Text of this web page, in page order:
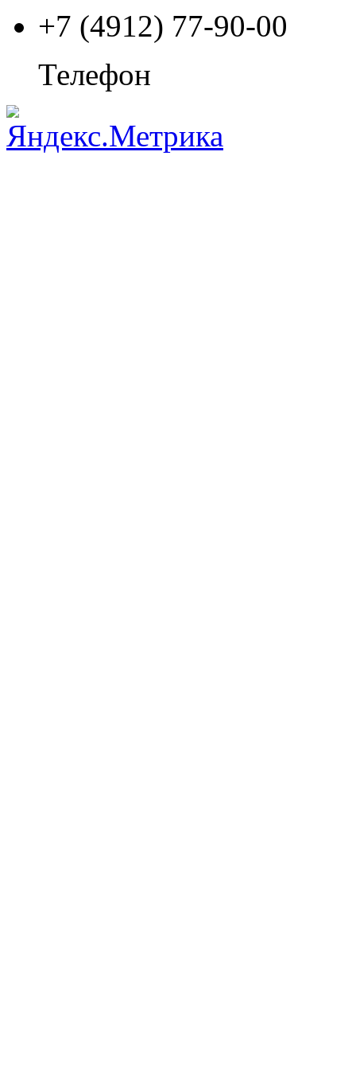
+7 (4912) 77-90-00
Телефон